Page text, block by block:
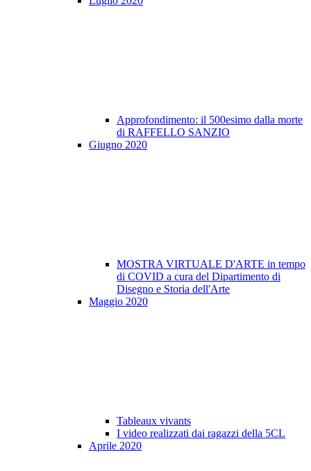
Approfondimento: il 500esimo dalla morte
di RAFFELLO SANZIO
Giugno 2020
MOSTRA VIRTUALE D'ARTE in tempo
di COVID a cura del Dipartimento di
Disegno e Storia dell'Arte
Maggio 2020
Tableaux vivants
I video realizzati dai ragazzi della 5CL
Aprile 2020